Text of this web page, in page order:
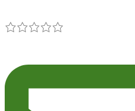
60
Menge